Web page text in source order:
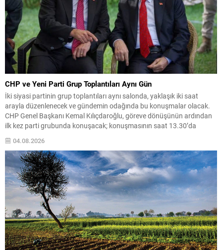
CHP ve Yeni Parti Grup Toplantıları Aynı Gün
İki siyasi partinin grup toplantıları aynı salonda, yaklaşık iki saat
arayla düzenlenecek ve gündemin odağında bu konuşmalar olacak.
CHP Genel Başkanı Kemal Kılıçdaroğlu, göreve dönüşünün ardından
ilk kez parti grubunda konuşacak; konuşmasının saat 13.30’da
yapılması planlanıyor. Yeni Parti’nin ilk grup toplantısı ve
teşkilatlanma Yeni Parti Genel Başkanı Özgür Özel, partisinin...
04.08.2026